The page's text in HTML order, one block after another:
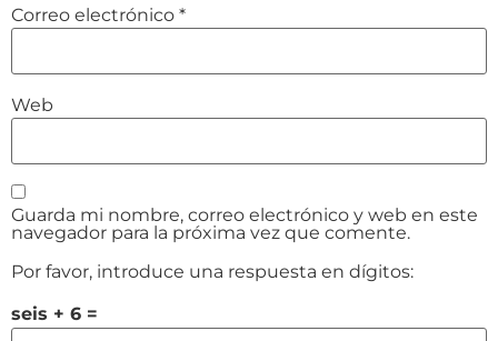
Correo electrónico *
Web
Guarda mi nombre, correo electrónico y web en este
navegador para la próxima vez que comente.
Por favor, introduce una respuesta en dígitos:
seis + 6 =